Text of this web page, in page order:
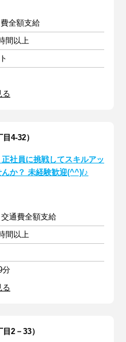
全額支給
間以上
る
4-32）
正社員に挑戦してスキルアッ
んか？ 未経験歓迎(^^)/♪
通費全額支給
間以上
分
る
2－33）